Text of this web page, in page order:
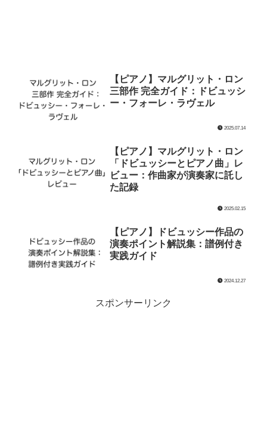
【ピアノ】マルグリット・ロン
三部作 完全ガイド：ドビュッシ
ー・フォーレ・ラヴェル
2025.07.14
【ピアノ】マルグリット・ロン
「ドビュッシーとピアノ曲」レ
ビュー：作曲家が演奏家に託し
た記録
2025.02.15
【ピアノ】ドビュッシー作品の
演奏ポイント解説集：譜例付き
実践ガイド
2024.12.27
スポンサーリンク